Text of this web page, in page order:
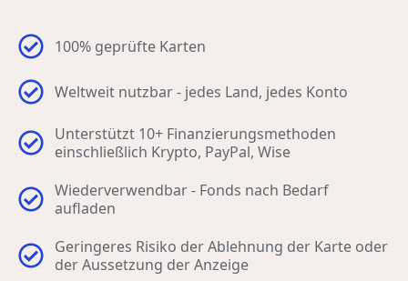
100% geprüfte Karten
Weltweit nutzbar - jedes Land, jedes Konto
Unterstützt 10+ Finanzierungsmethoden
einschließlich Krypto, PayPal, Wise
Wiederverwendbar - Fonds nach Bedarf
aufladen
Geringeres Risiko der Ablehnung der Karte oder
der Aussetzung der Anzeige